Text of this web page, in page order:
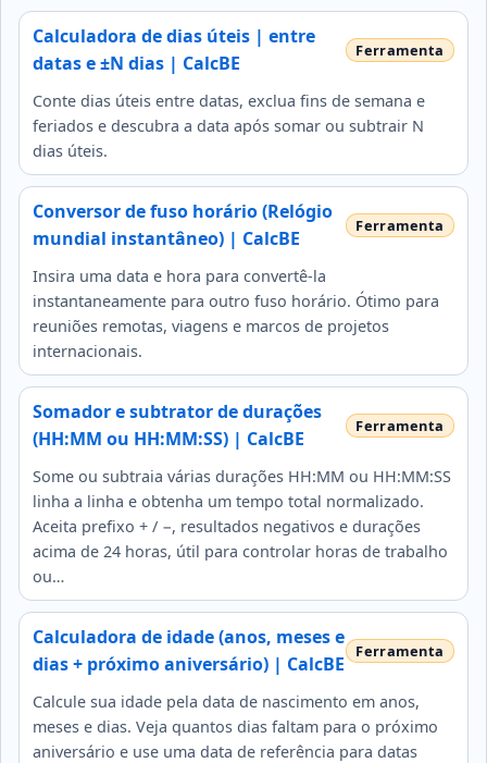
Calculadora de dias úteis | entre
datas e ±N dias | CalcBE
Conte dias úteis entre datas, exclua fins de semana e
feriados e descubra a data após somar ou subtrair N
dias úteis.
Conversor de fuso horário (Relógio
mundial instantâneo) | CalcBE
Insira uma data e hora para convertê-la
instantaneamente para outro fuso horário. Ótimo para
reuniões remotas, viagens e marcos de projetos
internacionais.
Somador e subtrator de durações
(HH:MM ou HH:MM:SS) | CalcBE
Some ou subtraia várias durações HH:MM ou HH:MM:SS
linha a linha e obtenha um tempo total normalizado.
Aceita prefixo + / −, resultados negativos e durações
acima de 24 horas, útil para controlar horas de trabalho
ou…
Calculadora de idade (anos, meses e
dias + próximo aniversário) | CalcBE
Calcule sua idade pela data de nascimento em anos,
meses e dias. Veja quantos dias faltam para o próximo
aniversário e use uma data de referência para datas